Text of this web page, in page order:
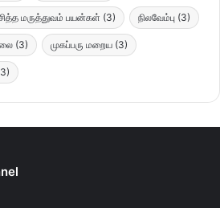
மருத்துவம் பயன்கள் (3) நிலவேம்பு (3)
(3) முகப்பரு மறைய (3)